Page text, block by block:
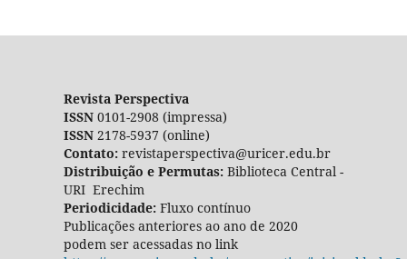
Revista Perspectiva
ISSN0101-2908 (impressa)
ISSN2178-5937 (online)
Contato:revistaperspectiva@uricer.edu.br
Distribuição e Permutas: Biblioteca Central -
URI Erechim
Periodicidade: Fluxo contínuo
Publicações anteriores ao ano de 2020
podem ser acessadas no link